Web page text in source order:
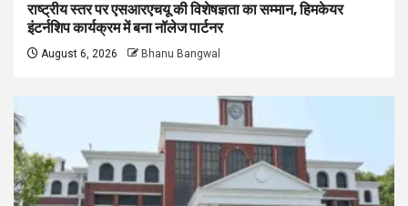
राष्ट्रीय स्तर पर एसआरएचयू की विशेषज्ञता का सम्मान, हिमकेयर
इंटर्नशिप कार्यक्रम में बना नॉलेज पार्टनर
August 6, 2026 Bhanu Bangwal